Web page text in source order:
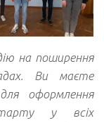
на поширення
Ви маєте
оформлення
у всіх